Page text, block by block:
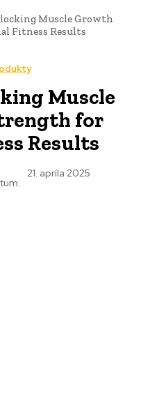
Muscle Growth
Fitness Results
Muscle
for
Results
21. apríla 2025